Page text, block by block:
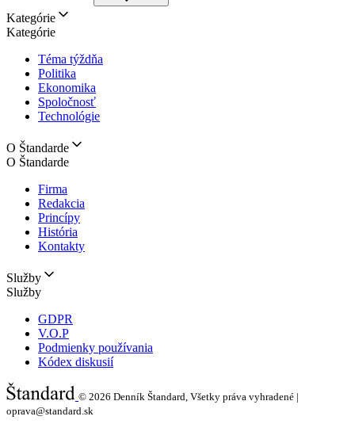
Kategórie
Kategórie
Téma týždňa
Politika
Ekonomika
Spoločnosť
Technológie
O Štandarde
O Štandarde
Firma
Redakcia
Princípy
História
Kontakty
Služby
Služby
GDPR
V.O.P
Podmienky používania
Kódex diskusií
© 2026 Denník Štandard, Všetky práva vyhradené |
oprava@standard.sk